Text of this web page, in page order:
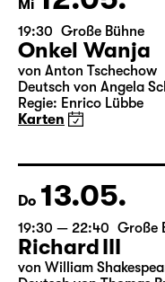
Mi 12.05.
19:30 Große Bühne
Onkel Wanja
Regie: Enrico Lübbe
Karten
Do 13.05.